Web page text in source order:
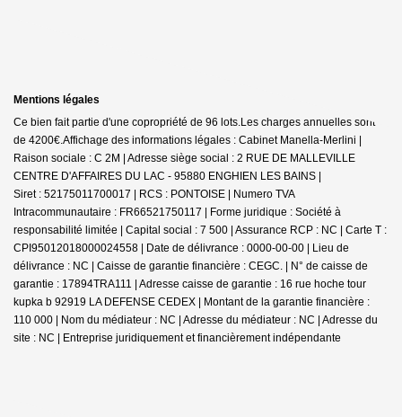
Mentions légales
Ce bien fait partie d'une copropriété de 96 lots.Les charges annuelles sont
de 4200€. Affichage des informations légales : Cabinet Manella-Merlini |
Raison sociale : C 2M | Adresse siège social : 2 RUE DE MALLEVILLE
CENTRE D'AFFAIRES DU LAC - 95880 ENGHIEN LES BAINS |
Siret : 52175011700017 | RCS : PONTOISE | Numero TVA
Intracommunautaire : FR66521750117 | Forme juridique : Société à
responsabilité limitée | Capital social : 7 500 | Assurance RCP : NC | Carte T :
CPI95012018000024558 | Date de délivrance : 0000-00-00 | Lieu de
délivrance : NC | Caisse de garantie financière : CEGC. | N° de caisse de
garantie : 17894TRA111 | Adresse caisse de garantie : 16 rue hoche tour
kupka b 92919 LA DEFENSE CEDEX | Montant de la garantie financière :
110 000 | Nom du médiateur : NC | Adresse du médiateur : NC | Adresse du
site : NC | Entreprise juridiquement et financièrement indépendante